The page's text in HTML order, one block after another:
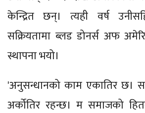
केन्द्रित छन्। त्यही वर्ष
सक्रियतामा ब्लड डोनर्स अफ
स्थापना भयो।
'अनुसन्धानको काम एकातिर छ।
अर्कोतिर रहन्छ। म समाजको